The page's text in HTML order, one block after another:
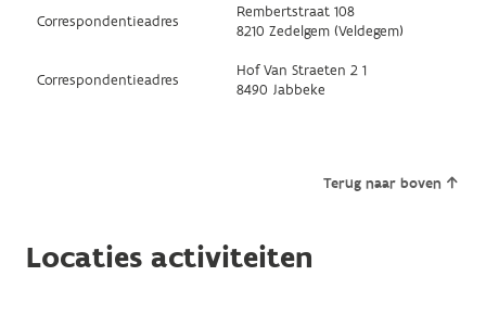
Correspondentieadres
Rembertstraat 108
8210 Zedelgem (Veldegem)
Correspondentieadres
Hof Van Straeten 2 1
8490 Jabbeke
Terug naar boven
Locaties activiteiten